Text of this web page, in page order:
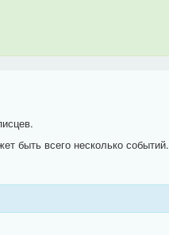
быть всего несколько событий.